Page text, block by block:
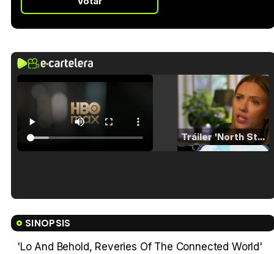
Tráiler 'North Star' (2023)
SINOPSIS
'Lo And Behold, Reveries Of The Connected World'